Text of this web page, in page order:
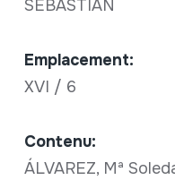
SEBASTIÁN
Emplacement:
XVI / 6
Contenu:
ÁLVAREZ, Mª